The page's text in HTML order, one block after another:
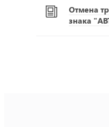
Отмена
знака